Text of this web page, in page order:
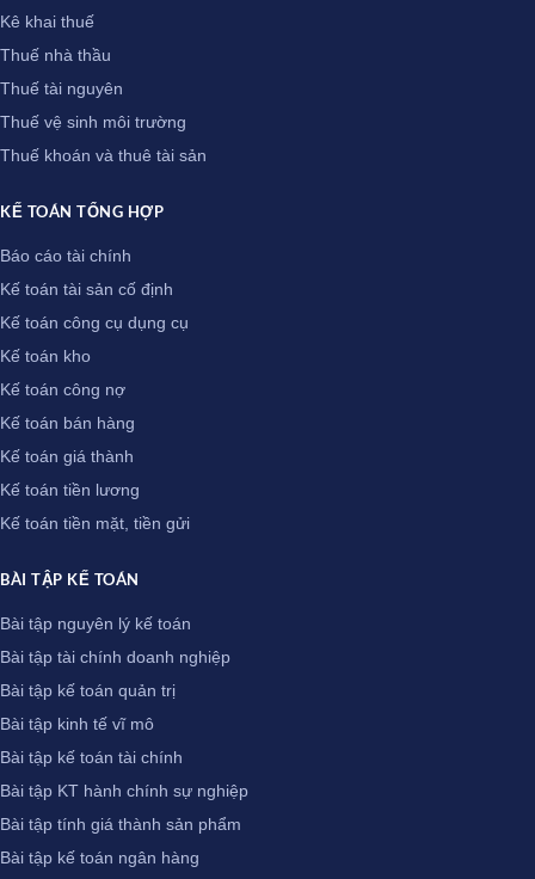
Kê khai thuế
Thuế nhà thầu
Thuế tài nguyên
Thuế vệ sinh môi trường
Thuế khoán và thuê tài sản
KẾ TOÁN TỔNG HỢP
Báo cáo tài chính
Kế toán tài sản cố định
Kế toán công cụ dụng cụ
Kế toán kho
Kế toán công nợ
Kế toán bán hàng
Kế toán giá thành
Kế toán tiền lương
Kế toán tiền mặt, tiền gửi
BÀI TẬP KẾ TOÁN
Bài tập nguyên lý kế toán
Bài tập tài chính doanh nghiệp
Bài tập kế toán quản trị
Bài tập kinh tế vĩ mô
Bài tập kế toán tài chính
Bài tập KT hành chính sự nghiệp
Bài tập tính giá thành sản phẩm
Bài tập kế toán ngân hàng